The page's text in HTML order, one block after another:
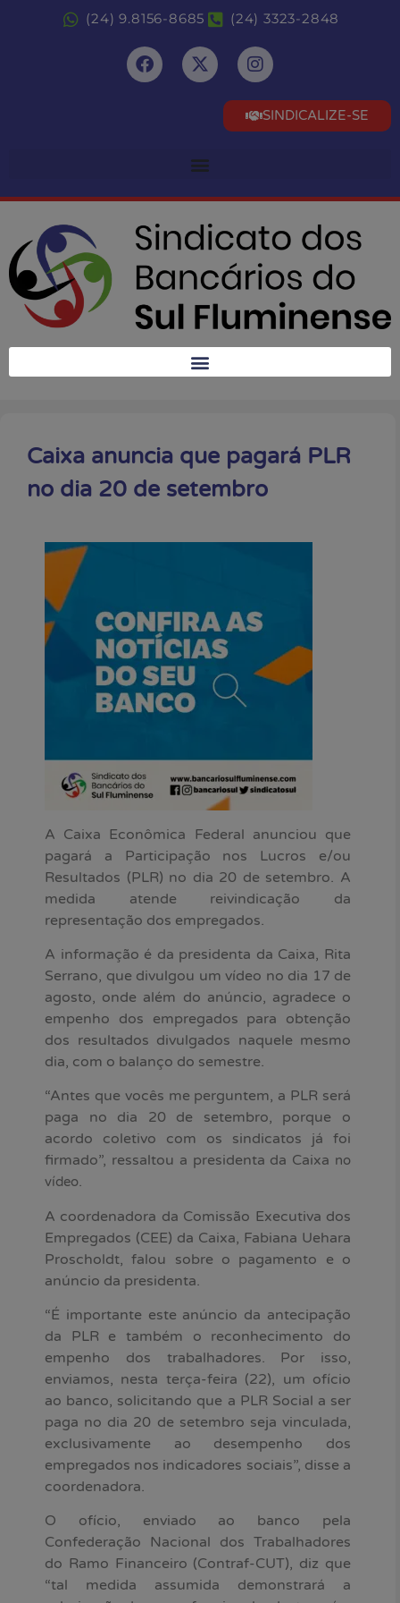
(24) 9.8156-8685 (24) 3323-2848
SINDICALIZE-SE
Caixa anuncia que pagará PLR
no dia 20 de setembro
A Caixa Econômica Federal anunciou que
pagará a Participação nos Lucros e/ou
Resultados (PLR) no dia 20 de setembro. A
medida atende reivindicação da
representação dos empregados.
A informação é da presidenta da Caixa, Rita
Serrano, que divulgou um vídeo no dia 17 de
agosto, onde além do anúncio, agradece o
empenho dos empregados para obtenção
dos resultados divulgados naquele mesmo
dia, com o balanço do semestre.
“Antes que vocês me perguntem, a PLR será
paga no dia 20 de setembro, porque o
acordo coletivo com os sindicatos já foi
firmado”, ressaltou a presidenta da Caixa no
vídeo.
A coordenadora da Comissão Executiva dos
Empregados (CEE) da Caixa, Fabiana Uehara
Proscholdt, falou sobre o pagamento e o
anúncio da presidenta.
“É importante este anúncio da antecipação
da PLR e também o reconhecimento do
empenho dos trabalhadores. Por isso,
enviamos, nesta terça-feira (22), um ofício
ao banco, solicitando que a PLR Social a ser
paga no dia 20 de setembro seja vinculada,
exclusivamente ao desempenho dos
empregados nos indicadores sociais”, disse a
coordenadora.
O ofício, enviado ao banco pela
Confederação Nacional dos Trabalhadores
do Ramo Financeiro (Contraf-CUT), diz que
“tal medida assumida demonstrará a